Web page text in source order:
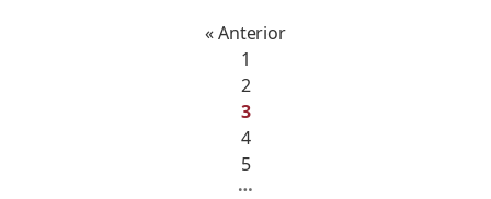
« Anterior
1
2
3
4
5
…